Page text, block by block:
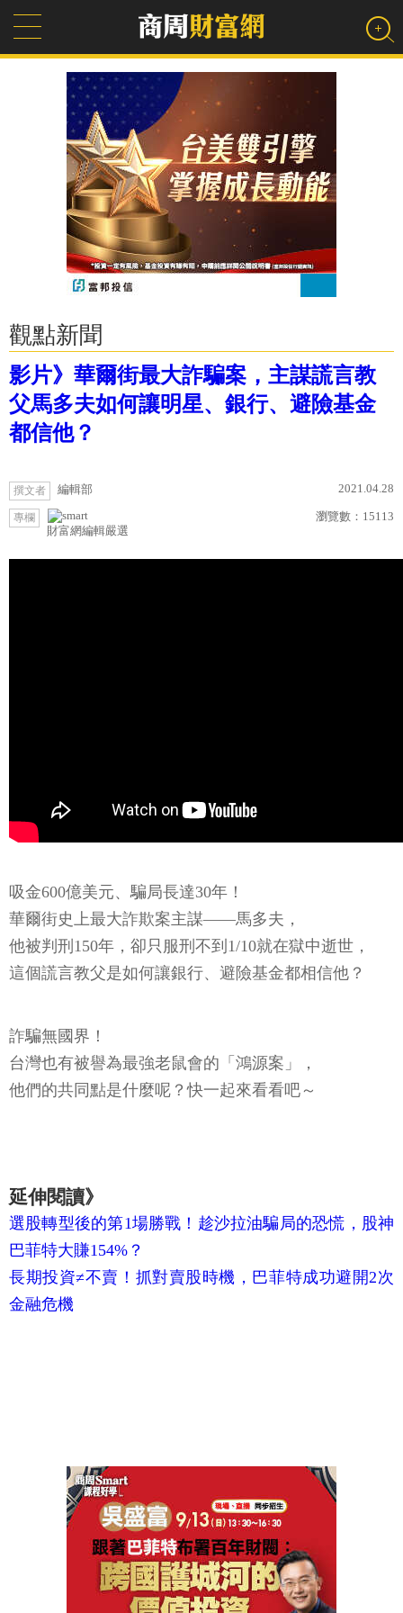
觀點新聞
影片》華爾街最大詐騙案，主謀謊言教
父馬多夫如何讓明星、銀行、避險基金
都信他？
撰文者 編輯部 2021.04.28
專欄
財富網編輯嚴選
瀏覽數： 15113
吸金600億美元、騙局長達30年！
華爾街史上最大詐欺案主謀——馬多夫，
他被判刑150年，卻只服刑不到1/10就在獄中逝世，
這個謊言教父是如何讓銀行、避險基金都相信他？
詐騙無國界！
台灣也有被譽為最強老鼠會的「鴻源案」，
他們的共同點是什麼呢？快一起來看看吧～
延伸閱讀》
選股轉型後的第1場勝戰！趁沙拉油騙局的恐慌，股神
巴菲特大賺154%？
長期投資≠不賣！抓對賣股時機，巴菲特成功避開2次
金融危機